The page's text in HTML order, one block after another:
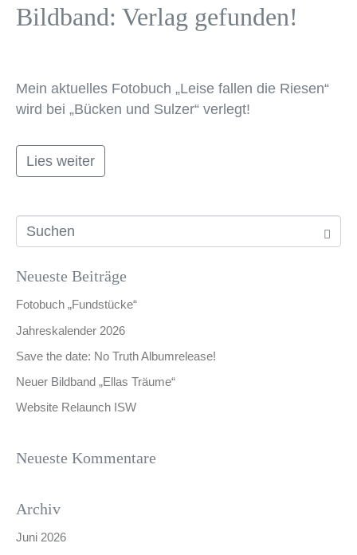
Bildband: Verlag gefunden!
Mein aktuelles Fotobuch „Leise fallen die Riesen“
wird bei „Bücken und Sulzer“ verlegt!
Lies weiter
Neueste Beiträge
Fotobuch „Fundstücke“
Jahreskalender 2026
Save the date: No Truth Albumrelease!
Neuer Bildband „Ellas Träume“
Website Relaunch ISW
Neueste Kommentare
Archiv
Juni 2026